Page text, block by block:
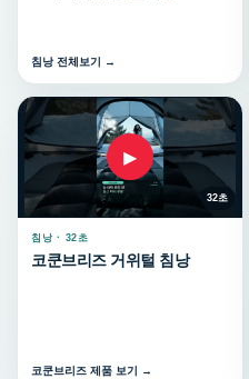
침낭 전체보기 →
▶
32초
침낭 · 32초
코쿤브리즈 거위털 침낭
코쿤브리즈 제품 보기 →